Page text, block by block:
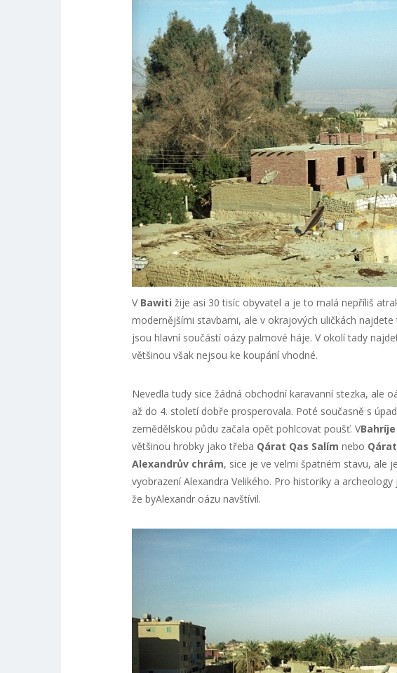
V Bawiti žije asi 30 tisíc obyvatel a je to malá nepříliš
modernějšími stavbami, ale v okrajových uličkách
jsou hlavní součástí oázy palmové háje. V okolí tady
většinou však nejsou ke koupání vhodné.
Nevedla tudy sice žádná obchodní karavanní stezka, ale
až do 4. století dobře prosperovala. Poté současně s
zemědělskou půdu začala opět pohlcovat poušť. VBahríje
většinou hrobky jako třeba Qárat Qas Salím nebo
Alexandrův chrám, sice je ve velmi špatném stavu, ale
vyobrazení Alexandra Velikého. Pro historiky a
že byAlexandr oázu navštívil.